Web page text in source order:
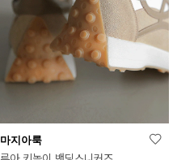
마지아룩